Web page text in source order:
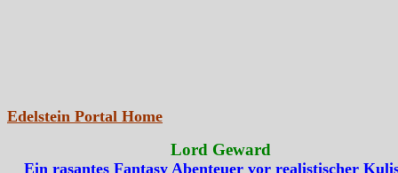
Edelstein Portal Home
Lord Geward
Ein rasantes Fantasy Abenteuer vor realistischer